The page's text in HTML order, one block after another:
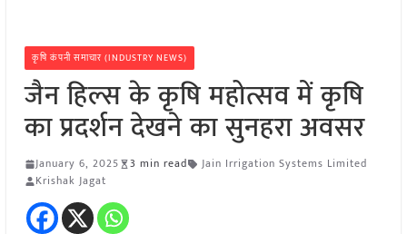
कृषि कंपनी समाचार (INDUSTRY NEWS)
जैन हिल्स के कृषि महोत्सव में कृषि
का प्रदर्शन देखने का सुनहरा अवसर
January 6, 2025 3 min read
Jain Irrigation Systems Limited
Krishak Jagat